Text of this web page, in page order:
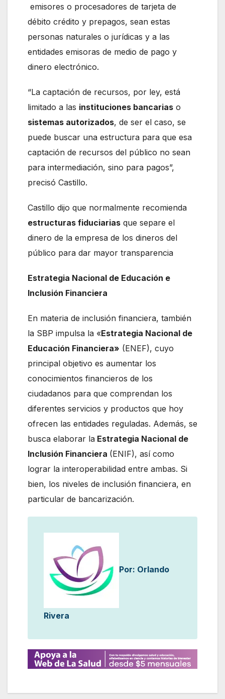
emisores o procesadores de tarjeta de
débito crédito y prepagos, sean estas
personas naturales o jurídicas y a las
entidades emisoras de medio de pago y
dinero electrónico.
“La captación de recursos, por ley, está
limitado a las instituciones bancarias o
sistemas autorizados, de ser el caso, se
puede buscar una estructura para que esa
captación de recursos del público no sean
para intermediación, sino para pagos”,
precisó Castillo.
Castillo dijo que normalmente recomienda
estructuras fiduciarias que separe el
dinero de la empresa de los dineros del
público para dar mayor transparencia
Estrategia Nacional de Educación e
Inclusión Financiera
En materia de inclusión financiera, también
la SBP impulsa la «Estrategia Nacional de
Educación Financiera» (ENEF), cuyo
principal objetivo es aumentar los
conocimientos financieros de los
ciudadanos para que comprendan los
diferentes servicios y productos que hoy
ofrecen las entidades reguladas. Además, se
busca elaborar la Estrategia Nacional de
Inclusión Financiera (ENIF), así como
lograr la interoperabilidad entre ambas. Si
bien, los niveles de inclusión financiera, en
particular de bancarización.
Por: Orlando
Rivera